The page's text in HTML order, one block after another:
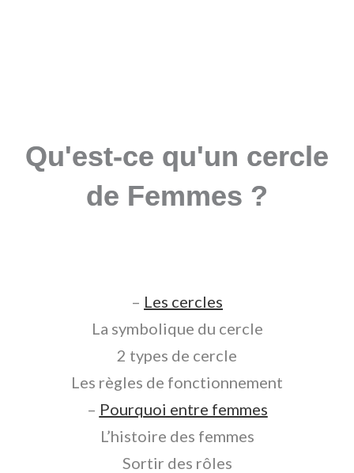
Qu'est-ce qu'un cercle
de Femmes ?
– Les cercles
La symbolique du cercle
2 types de cercle
Les règles de fonctionnement
– Pourquoi entre femmes
L’histoire des femmes
Sortir des rôles